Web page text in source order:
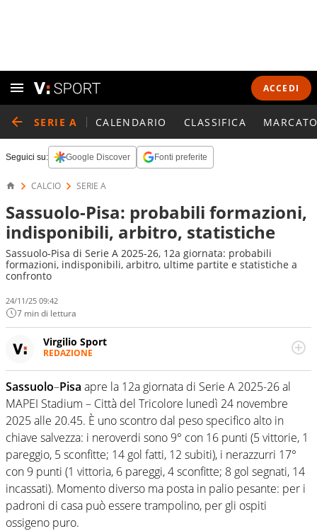
ACCEDI
SERIE A CALENDARIO CLASSIFICA
Seguici su: Google Discover Fonti preferite
CALCIO SERIE A
Sassuolo-Pisa: probabili formazioni,
indisponibili, arbitro, statistiche
Sassuolo-Pisa di Serie A 2025-26, 12a giornata: probabili
formazioni, indisponibili, arbitro, ultime partite e statistiche a
confronto
24/11/25 09:42
7 min di lettura
Virgilio Sport
REDAZIONE
appassionato su tutto il mondo dello sport. Calcio,
calciomercato, F1, Motomondiale ma anche tennis,
volley, basket: su Virgilio Sport i tifosi e gli appassionati
sanno che troveranno sempre copertura completa e
zero faziosità. La squadra di Virgilio Sport è formata da
giornalisti ed esperti di sport abili sia nel gioco di
rimessa quando intercettano le notizie e le rilanciano
verso la rete, sia nella costruzione dal basso quando
creano contenuti 100% originali ed esclusivi.
Sassuolo–Pisa apre la 12a giornata di Serie A 2025-26 al
MAPEI Stadium – Città del Tricolore lunedì 24 novembre
2025 alle 20.45. È uno scontro dal peso specifico alto in
chiave salvezza: i neroverdi sono 9° con 16 punti (5 vittorie, 1
pareggio, 5 sconfitte; 14 gol fatti, 12 subiti), i nerazzurri 17°
con 9 punti (1 vittoria, 6 pareggi, 4 sconfitte; 8 gol segnati, 14
incassati). Momento diverso ma posta in palio pesante: per i
padroni di casa può essere trampolino, per gli ospiti
ossigeno puro.